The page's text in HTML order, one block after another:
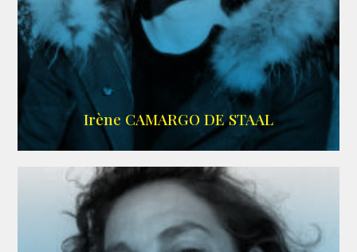
ALLOCINE
Irène CAMARGO DE STAAL